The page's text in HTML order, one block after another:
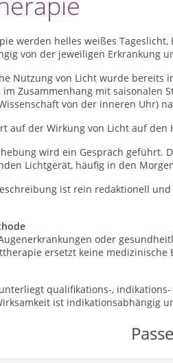
werden helles weißes Tageslicht,
von der jeweiligen Erkrankung
Nutzung von Licht wurde bereits
Zusammenhang mit saisonalen
von der inneren Uhr)
auf der Wirkung von Licht auf
wird ein Gespräch geführt.
Lichtgerät, häufig in den
ist rein redaktionell
oder
ersetzt keine medizinische
qualifikations-,
ist indikationsabhängig